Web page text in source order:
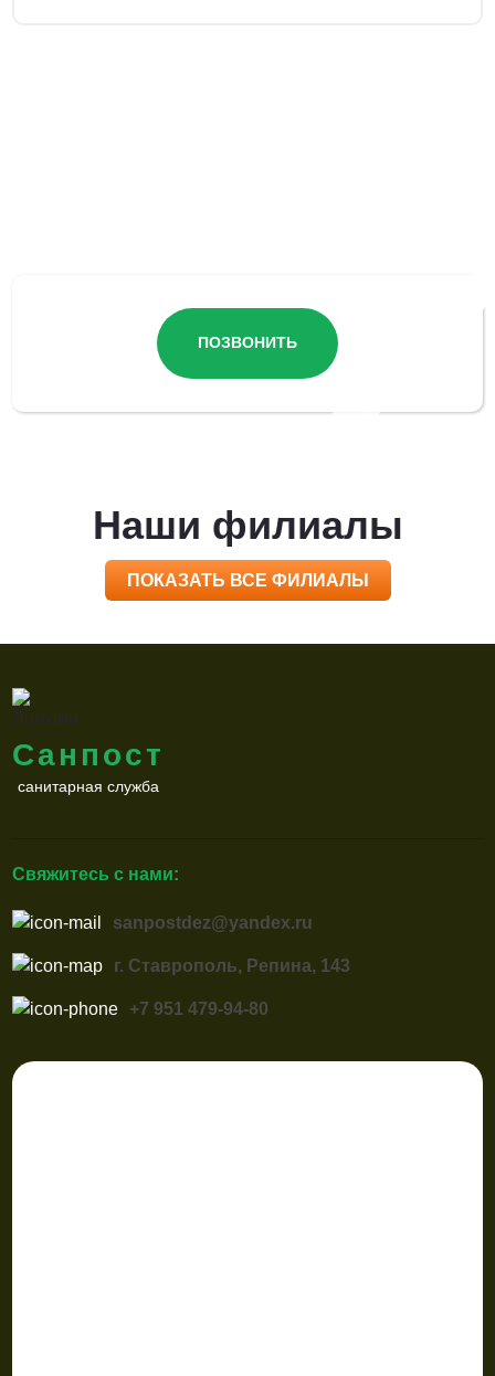
ПОЗВОНИТЬ
Наши филиалы
ПОКАЗАТЬ ВСЕ ФИЛИАЛЫ
Санпост
санитарная служба
Свяжитесь с нами:
sanpostdez@yandex.ru
г. Ставрополь, Репина, 143
+7 951 479-94-80